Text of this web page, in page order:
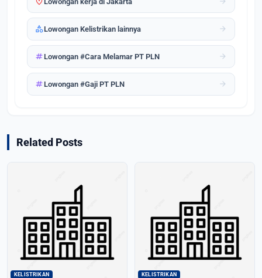
categoryLowongan Kelistrikan lainnya arrow_forward
tagLowongan #Cara Melamar PT PLN arrow_forward
tagLowongan #Gaji PT PLN arrow_forward
Related Posts
KELISTRIKAN KELISTRIKAN